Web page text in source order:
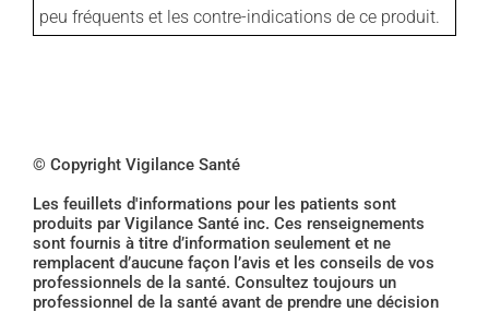
peu fréquents et les contre-indications de ce produit.
© Copyright Vigilance Santé
Les feuillets d'informations pour les patients sont
produits par Vigilance Santé inc. Ces renseignements
sont fournis à titre d’information seulement et ne
remplacent d’aucune façon l’avis et les conseils de vos
professionnels de la santé. Consultez toujours un
professionnel de la santé avant de prendre une décision